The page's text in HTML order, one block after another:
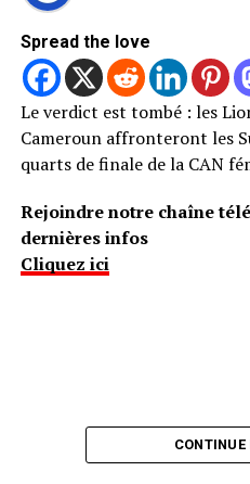
Spread the love
Le verdict est tombé : les
Cameroun affronteront les
quarts de finale de la CAN
Rejoindre notre chaîne
dernières infos
Cliquez ici
CONTINUE